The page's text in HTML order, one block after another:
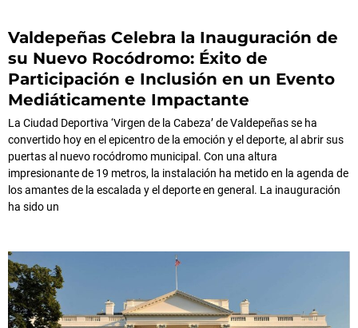
Valdepeñas Celebra la Inauguración de
su Nuevo Rocódromo: Éxito de
Participación e Inclusión en un Evento
Mediáticamente Impactante
La Ciudad Deportiva ‘Virgen de la Cabeza’ de Valdepeñas se ha
convertido hoy en el epicentro de la emoción y el deporte, al abrir sus
puertas al nuevo rocódromo municipal. Con una altura
impresionante de 19 metros, la instalación ha metido en la agenda de
los amantes de la escalada y el deporte en general. La inauguración
ha sido un